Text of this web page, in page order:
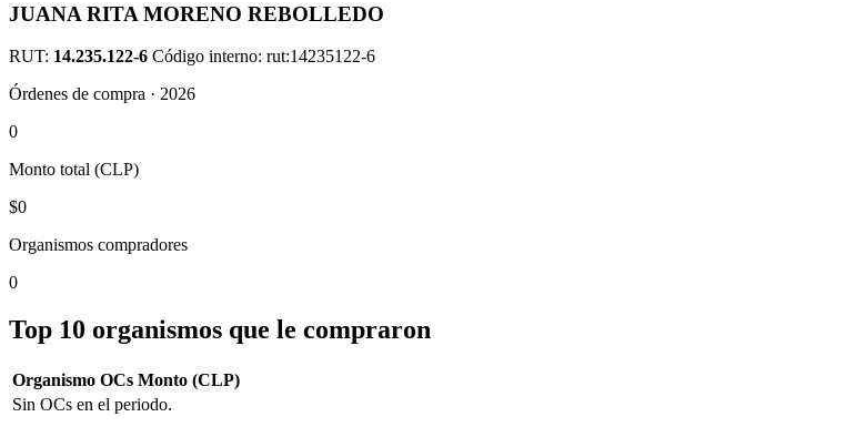
JUANA RITA MORENO REBOLLEDO
RUT: 14.235.122-6 Código interno: rut:14235122-6
Órdenes de compra · 2026
0
Monto total (CLP)
$0
Organismos compradores
0
Top 10 organismos que le compraron
Organismo OCs Monto (CLP)
Sin OCs en el periodo.